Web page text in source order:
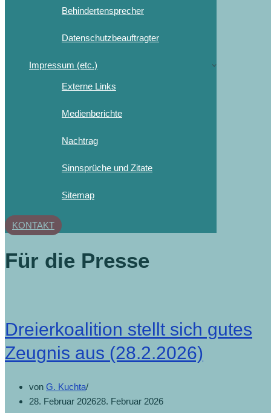
Behindertensprecher
Datenschutzbeauftragter
Impressum (etc.)
Externe Links
Medienberichte
Nachtrag
Sinnsprüche und Zitate
Sitemap
KONTAKT
Für die Presse
Dreierkoalition stellt sich gutes
Zeugnis aus (28.2.2026)
von G. Kuchta
28. Februar 202628. Februar 2026